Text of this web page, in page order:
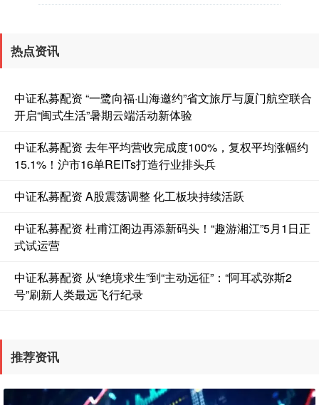
热点资讯
中证私募配资 “一鹭向福·山海邀约”省文旅厅与厦门航空联合
开启“闽式生活”暑期云端活动新体验
中证私募配资 去年平均营收完成度100%，复权平均涨幅约
15.1%！沪市16单REITs打造行业排头兵
中证私募配资 A股震荡调整 化工板块持续活跃
中证私募配资 杜甫江阁边再添新码头！“趣游湘江”5月1日正
式试运营
中证私募配资 从“绝境求生”到“主动远征”：“阿耳忒弥斯2
号”刷新人类最远飞行纪录
推荐资讯